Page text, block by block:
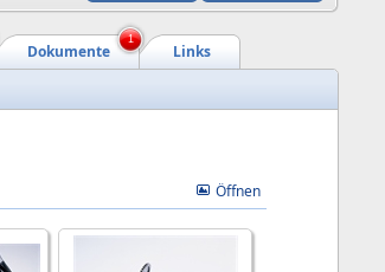
Links
Dokumente
1
Öffnen